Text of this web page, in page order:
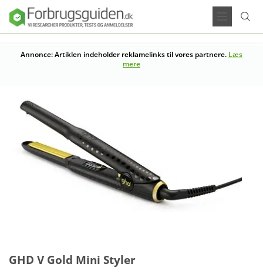
Annonce: Artiklen indeholder reklamelinks til vores partnere. Læs
mere
GHD V Gold Mini Styler